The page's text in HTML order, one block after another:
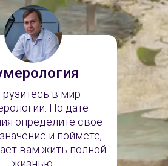
в мир
По дате
определите своё
и поймете,
вам жить полной